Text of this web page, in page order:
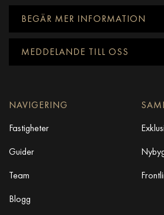
BEGÄR MER INFORMATION
MEDDELANDE TILL OSS
NAVIGERING
Fastigheter
Guider
Team
Blogg